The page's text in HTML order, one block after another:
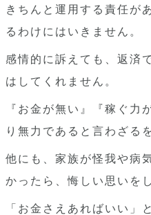
きちんと運用する責任が
るわけにはいきません。
感情的に訴えても、返済
はしてくれません。
『お金が無い』『稼ぐ力
り無力であると言わざる
他にも、家族が怪我や病
かったら、悔しい思いを
「お金さえあればいい」